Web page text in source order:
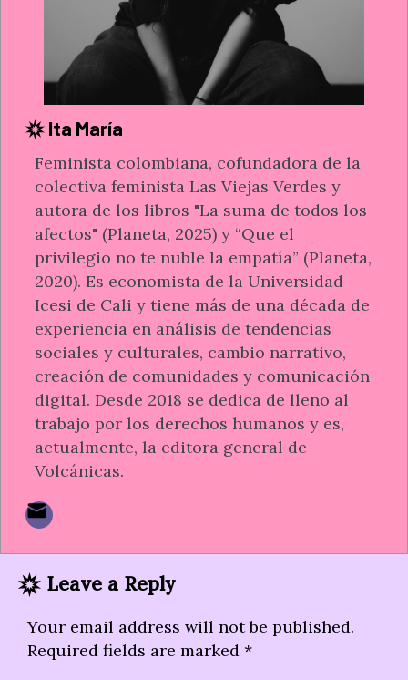
Ita María
Feminista colombiana, cofundadora de la
colectiva feminista Las Viejas Verdes y
autora de los libros "La suma de todos los
afectos" (Planeta, 2025) y “Que el
privilegio no te nuble la empatía” (Planeta,
2020). Es economista de la Universidad
Icesi de Cali y tiene más de una década de
experiencia en análisis de tendencias
sociales y culturales, cambio narrativo,
creación de comunidades y comunicación
digital. Desde 2018 se dedica de lleno al
trabajo por los derechos humanos y es,
actualmente, la editora general de
Volcánicas.
Leave a Reply
Your email address will not be published.
Required fields are marked *